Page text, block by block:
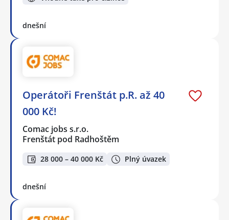
dnešní
Operátoři Frenštát p.R. až 40
000 Kč!
Comac jobs s.r.o.
Frenštát pod Radhoštěm
28 000 – 40 000 Kč Plný úvazek
dnešní